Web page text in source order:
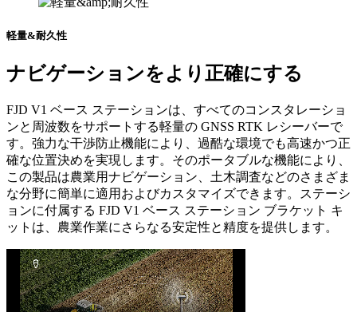
軽量&耐久性
ナビゲーションをより正確にする
FJD V1 ベース ステーションは、すべてのコンスタレーショ
ンと周波数をサポートする軽量の GNSS RTK レシーバーで
す。強力な干渉防止機能により、過酷な環境でも高速かつ正
確な位置決めを実現します。そのポータブルな機能により、
この製品は農業用ナビゲーション、土木調査などのさまざま
な分野に簡単に適用およびカスタマイズできます。ステーシ
ョンに付属する FJD V1 ベース ステーション ブラケット キ
ットは、農業作業にさらなる安定性と精度を提供します。